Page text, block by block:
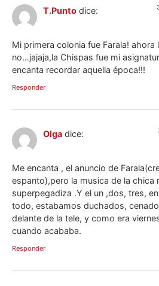
T.Punto dice:
Mi primera colonia fue Farala!
no…jajaja,la Chispas fue mi
encanta recordar aquella época!!!
Responder
Olga dice:
Me encanta , el anuncio de
espanto),pero la musica de la chica
superpegadiza .Y el un ,dos, tres,
todo, estabamos duchados,
delante de la tele, y como era
cuando acababa.
Responder